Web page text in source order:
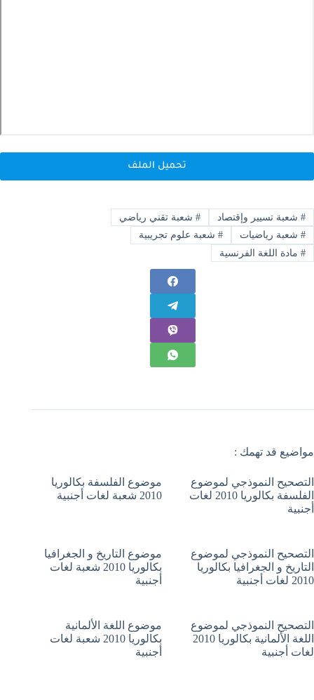
تحميل الملف
#شعبة تسيير وإقتصاد #شعبة تقني رياضي
#شعبة رياضيات #شعبة علوم تجريبية
#مادة اللغة الفرنسية
مواضيع قد تهمك :
التصحيح النموذجي لموضوع
الفلسفة بكالوريا 2010 لغات
أجنبية
موضوع الفلسفة بكالوريا
2010 شعبة لغات أجنبية
التصحيح النموذجي لموضوع
التاريخ و الجغرافيا بكالوريا
2010 لغات أجنبية
موضوع التاريخ و الجغرافيا
بكالوريا 2010 شعبة لغات
أجنبية
التصحيح النموذجي لموضوع
اللغة الألمانية بكالوريا 2010
لغات أجنبية
موضوع اللغة الألمانية
بكالوريا 2010 شعبة لغات
أجنبية